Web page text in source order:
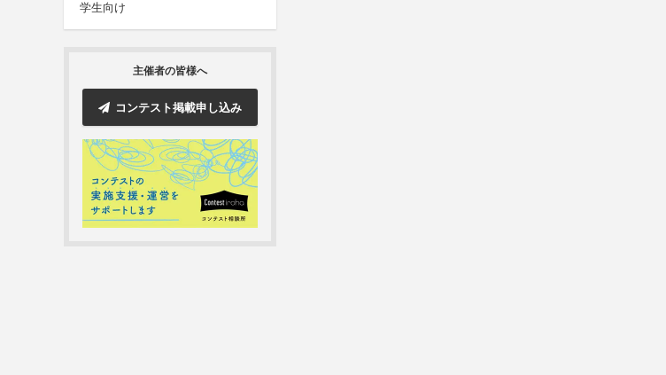
学生向け
主催者の皆様へ
コンテスト掲載申し込み